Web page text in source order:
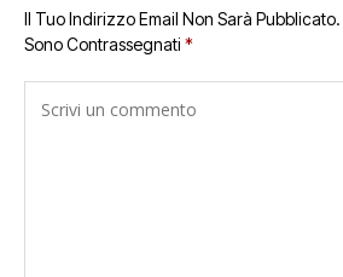
Il Tuo Indirizzo Email Non Sarà Pubblicato.
Sono Contrassegnati *